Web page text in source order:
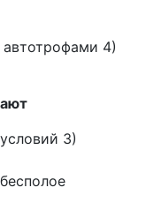
4)
3)